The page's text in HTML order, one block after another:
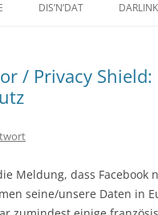
DIS’N’DAT
/ Privacy
Meldung, dass Facebook
seine/unsere Daten in